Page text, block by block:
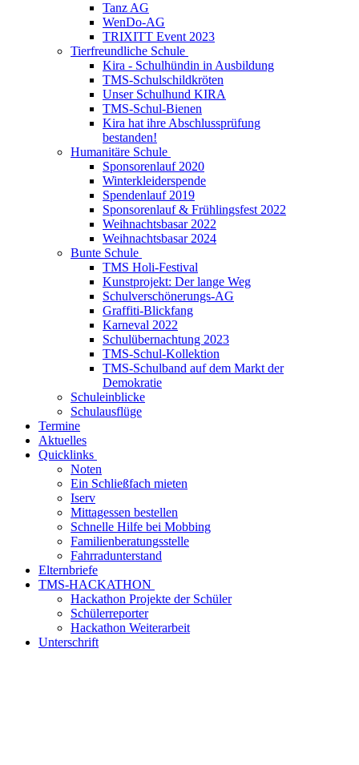
Tanz AG
WenDo-AG
TRIXITT Event 2023
Tierfreundliche Schule
Kira - Schulhündin in Ausbildung
TMS-Schulschildkröten
Unser Schulhund KIRA
TMS-Schul-Bienen
Kira hat ihre Abschlussprüfung
bestanden!
Humanitäre Schule
Sponsorenlauf 2020
Winterkleiderspende
Spendenlauf 2019
Sponsorenlauf & Frühlingsfest 2022
Weihnachtsbasar 2022
Weihnachtsbasar 2024
Bunte Schule
TMS Holi-Festival
Kunstprojekt: Der lange Weg
Schulverschönerungs-AG
Graffiti-Blickfang
Karneval 2022
Schulübernachtung 2023
TMS-Schul-Kollektion
TMS-Schulband auf dem Markt der
Demokratie
Schuleinblicke
Schulausflüge
Termine
Aktuelles
Quicklinks
Noten
Ein Schließfach mieten
Iserv
Mittagessen bestellen
Schnelle Hilfe bei Mobbing
Familienberatungsstelle
Fahrradunterstand
Elternbriefe
TMS-HACKATHON
Hackathon Projekte der Schüler
Schülerreporter
Hackathon Weiterarbeit
Unterschrift